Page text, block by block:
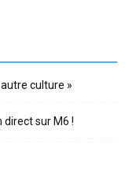
autre culture »
direct sur M6 !